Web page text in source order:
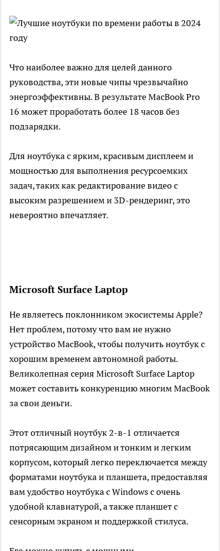
Что наиболее важно для целей данного
руководства, эти новые чипы чрезвычайно
энергоэффективны. В результате MacBook Pro
16 может проработать более 18 часов без
подзарядки.
Для ноутбука с ярким, красивым дисплеем и
мощностью для выполнения ресурсоемких
задач, таких как редактирование видео с
высоким разрешением и 3D-рендеринг, это
невероятно впечатляет.
Microsoft Surface Laptop
Не являетесь поклонником экосистемы Apple?
Нет проблем, потому что вам не нужно
устройство MacBook, чтобы получить ноутбук с
хорошим временем автономной работы.
Великолепная серия Microsoft Surface Laptop
может составить конкуренцию многим MacBook
за свои деньги.
Этот отличный ноутбук 2-в-1 отличается
потрясающим дизайном и тонким и легким
корпусом, который легко переключается между
форматами ноутбука и планшета, предоставляя
вам удобство ноутбука с Windows с очень
удобной клавиатурой, а также планшет с
сенсорным экраном и поддержкой стилуса.